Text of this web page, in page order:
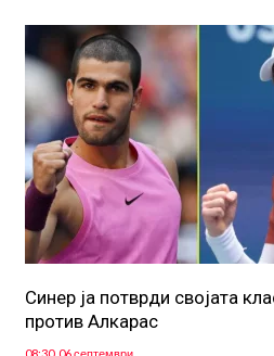
Синер ја потврди својата
против Алкарас